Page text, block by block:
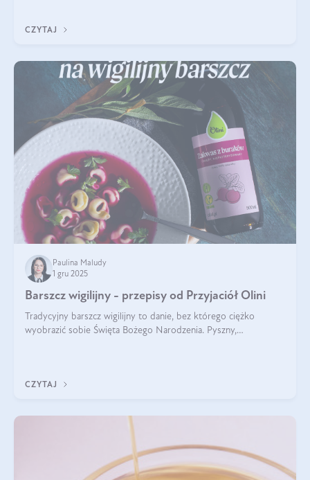
CZYTAJ
Paulina Maludy
1 gru 2025
Barszcz wigilijny - przepisy od Przyjaciół Olini
Tradycyjny barszcz wigilijny to danie, bez którego ciężko
wyobrazić sobie Święta Bożego Narodzenia. Pyszny,
CZYTAJ